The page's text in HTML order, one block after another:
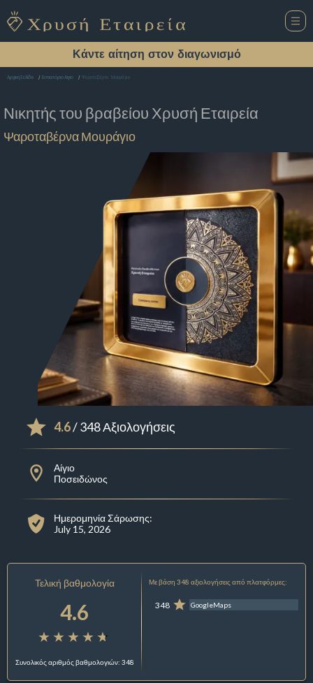
Κάντε αίτηση στον διαγωνισμό
Αρχική Σελίδα Εστιατόριο Αιγιο Ψαροταβέρνα Μουράγιο
Νικητής του βραβείου Χρυσή Εταιρεία
Ψαροταβέρνα Μουράγιο
4.6/ 348 Αξιολογήσεις
Αίγιο
Ποσειδώνος
Ημερομηνία Σάρωσης:
July 15, 2026
Τελική βαθμολογία
4.6
Συνολικός αριθμός βαθμολογιών: 348
Με βάση 348 αξιολογήσεις από πλατφόρμες:
348 GoogleMaps